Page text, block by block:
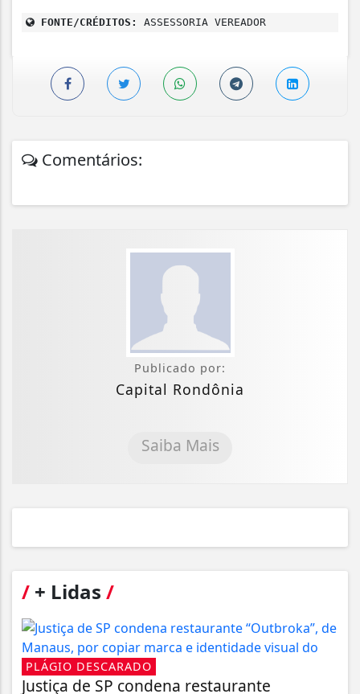
FONTE/CRÉDITOS: ASSESSORIA VEREADOR
Comentários:
Publicado por:
Capital Rondônia
Saiba Mais
/ + Lidas /
PLÁGIO DESCARADO
Justiça de SP condena restaurante